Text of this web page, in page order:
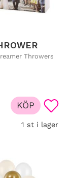
Throwers
1 st i lager
KÖP